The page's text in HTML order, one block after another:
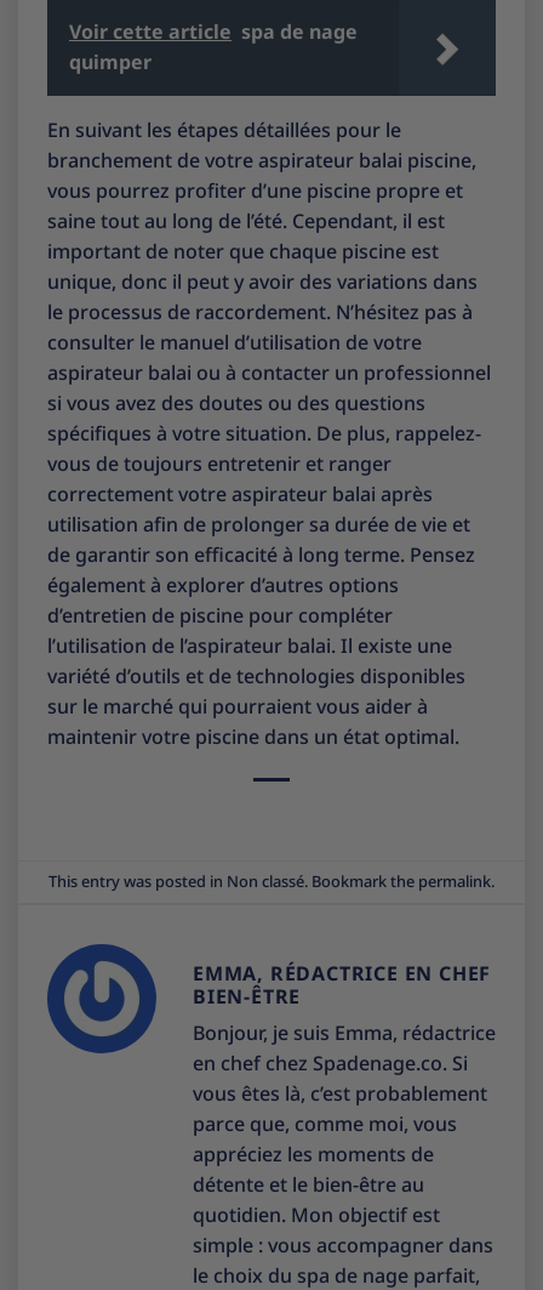
Voir cette article spa de nage
quimper
En suivant les étapes détaillées pour le
branchement de votre aspirateur balai piscine,
vous pourrez profiter d’une piscine propre et
saine tout au long de l’été. Cependant, il est
important de noter que chaque piscine est
unique, donc il peut y avoir des variations dans
le processus de raccordement. N’hésitez pas à
consulter le manuel d’utilisation de votre
aspirateur balai ou à contacter un professionnel
si vous avez des doutes ou des questions
spécifiques à votre situation. De plus, rappelez-
vous de toujours entretenir et ranger
correctement votre aspirateur balai après
utilisation afin de prolonger sa durée de vie et
de garantir son efficacité à long terme. Pensez
également à explorer d’autres options
d’entretien de piscine pour compléter
l’utilisation de l’aspirateur balai. Il existe une
variété d’outils et de technologies disponibles
sur le marché qui pourraient vous aider à
maintenir votre piscine dans un état optimal.
This entry was posted in Non classé. Bookmark the permalink.
EMMA, RÉDACTRICE EN CHEF
BIEN-ÊTRE
Bonjour, je suis Emma, rédactrice
en chef chez Spadenage.co. Si
vous êtes là, c’est probablement
parce que, comme moi, vous
appréciez les moments de
détente et le bien-être au
quotidien. Mon objectif est
simple : vous accompagner dans
le choix du spa de nage parfait,